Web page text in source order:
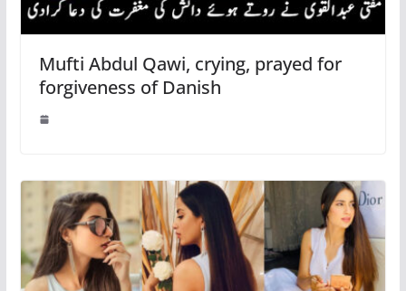
Mufti Abdul Qawi, crying, prayed for
forgiveness of Danish